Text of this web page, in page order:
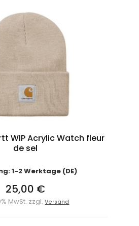
WIP Acrylic Watch fleur
de sel
1-2 Werktage (DE)
25,00 €
MwSt. zzgl.Versand